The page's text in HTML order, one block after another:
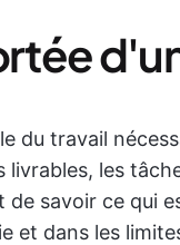
du travail
les
savoir ce qui
et dans les